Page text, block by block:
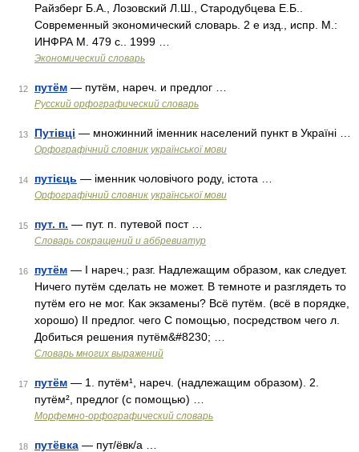
Райзберг Б.А., Лозовский Л.Ш., Стародубцева Е.Б..
Современный экономический словарь. 2 е изд., испр. М.:
ИНФРА М. 479 с.. 1999 …
Экономический словарь
12 путём — путём, нареч. и предлог …
Русский орфографический словарь
13 Путівці — множинний іменник населений пункт в Україні …
Орфографічний словник української мови
14 путієць — іменник чоловічого роду, істота …
Орфографічний словник української мови
15 пут. п. — пут. п. путевой пост …
Словарь сокращений и аббревиатур
16 путём — I нареч.; разг. Надлежащим образом, как следует.
Ничего путём сделать не может. В темноте и разглядеть то
путём его не мог. Как экзамены? Всё путём. (всё в порядке,
хорошо) II предлог. чего С помощью, посредством чего л.
Добиться решения путём&#8230; …
Словарь многих выражений
17 путём — 1. путём¹, нареч. (надлежащим образом). 2.
путём², предлог (с помощью) …
Морфемно-орфографический словарь
18 путёвка — пут/ёвк/а …